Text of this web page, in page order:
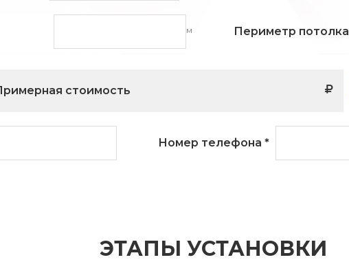
м Периметр потолка
стоимость
Номер телефона *
ЭТАПЫ УСТАНОВКИ